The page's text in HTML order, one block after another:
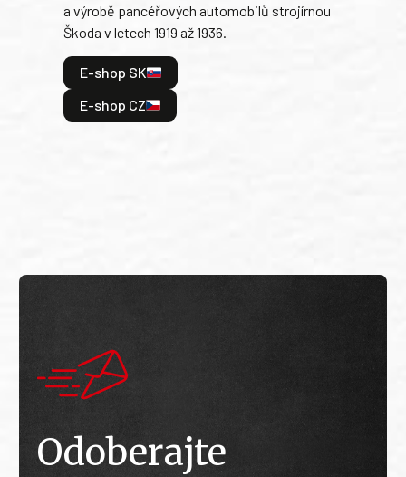
a výrobě pancéřových automobilů strojírnou
Škoda v letech 1919 až 1936.
E-shop SK
E-shop CZ
Odoberajte